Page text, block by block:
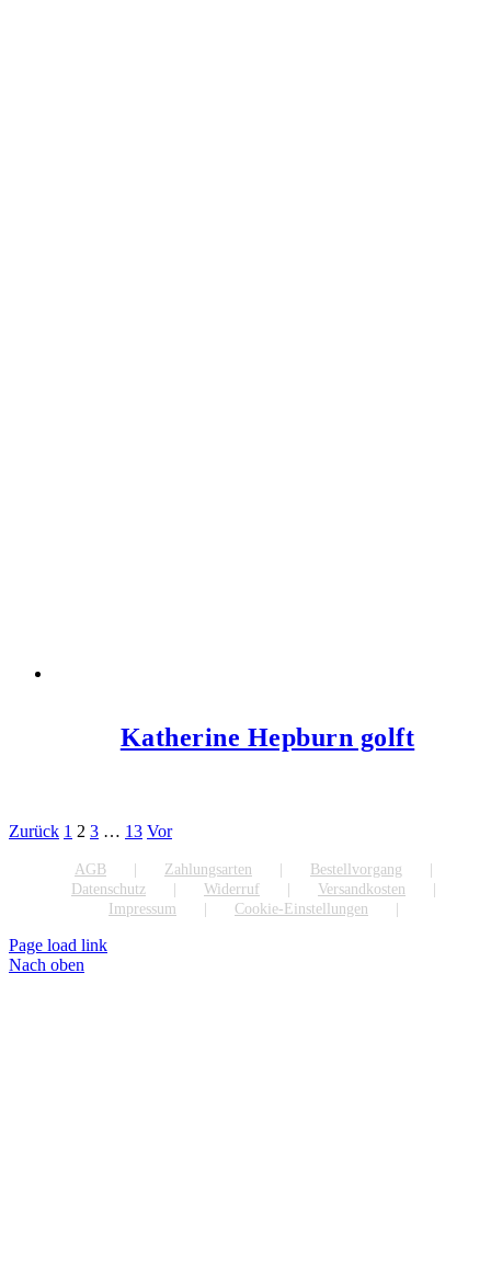
Katherine Hepburn golft
Zurück 1 2 3 … 13 Vor
AGB Zahlungsarten
Bestellvorgang
Datenschutz
Widerruf
Versandkosten
Impressum
Cookie-Einstellungen
Page load link
Nach oben